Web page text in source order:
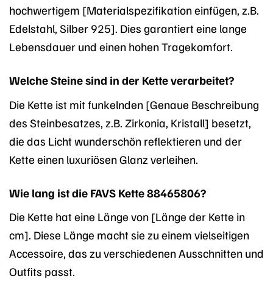
hochwertigem [Materialspezifikation einfügen, z.B.
Edelstahl, Silber 925]. Dies garantiert eine lange
Lebensdauer und einen hohen Tragekomfort.
Welche Steine sind in der Kette verarbeitet?
Die Kette ist mit funkelnden [Genaue Beschreibung
des Steinbesatzes, z.B. Zirkonia, Kristall] besetzt,
die das Licht wunderschön reflektieren und der
Kette einen luxuriösen Glanz verleihen.
Wie lang ist die FAVS Kette 88465806?
Die Kette hat eine Länge von [Länge der Kette in
cm]. Diese Länge macht sie zu einem vielseitigen
Accessoire, das zu verschiedenen Ausschnitten und
Outfits passt.